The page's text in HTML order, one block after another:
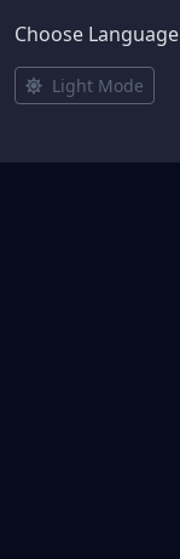
Choose Language
Light Mode